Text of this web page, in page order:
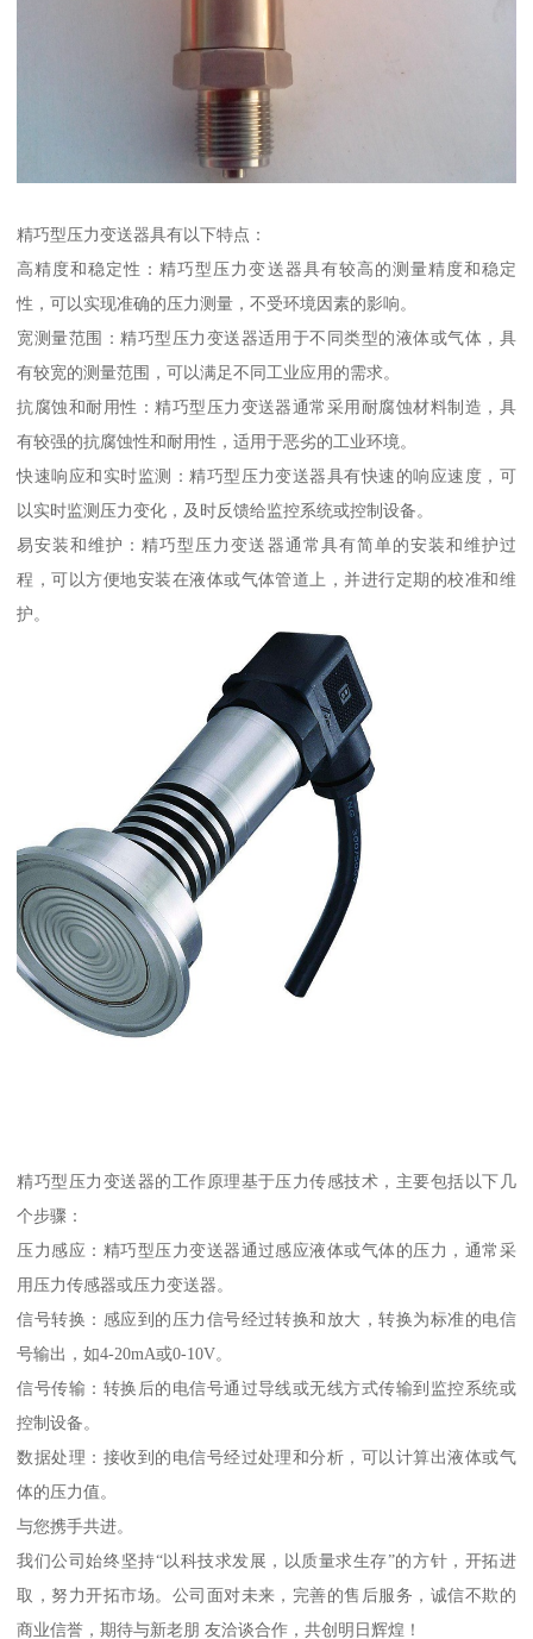
精巧型压力变送器具有以下特点：
高精度和稳定性：精巧型压力变送器具有较高的测量精度和稳定
性，可以实现准确的压力测量，不受环境因素的影响。
宽测量范围：精巧型压力变送器适用于不同类型的液体或气体，具
有较宽的测量范围，可以满足不同工业应用的需求。
抗腐蚀和耐用性：精巧型压力变送器通常采用耐腐蚀材料制造，具
有较强的抗腐蚀性和耐用性，适用于恶劣的工业环境。
快速响应和实时监测：精巧型压力变送器具有快速的响应速度，可
以实时监测压力变化，及时反馈给监控系统或控制设备。
易安装和维护：精巧型压力变送器通常具有简单的安装和维护过
程，可以方便地安装在液体或气体管道上，并进行定期的校准和维
护。
精巧型压力变送器的工作原理基于压力传感技术，主要包括以下几
个步骤：
压力感应：精巧型压力变送器通过感应液体或气体的压力，通常采
用压力传感器或压力变送器。
信号转换：感应到的压力信号经过转换和放大，转换为标准的电信
号输出，如4-20mA或0-10V。
信号传输：转换后的电信号通过导线或无线方式传输到监控系统或
控制设备。
数据处理：接收到的电信号经过处理和分析，可以计算出液体或气
体的压力值。
与您携手共进。
我们公司始终坚持“以科技求发展，以质量求生存”的方针，开拓进
取，努力开拓市场。公司面对未来，完善的售后服务，诚信不欺的
商业信誉，期待与新老朋 友洽谈合作，共创明日辉煌！